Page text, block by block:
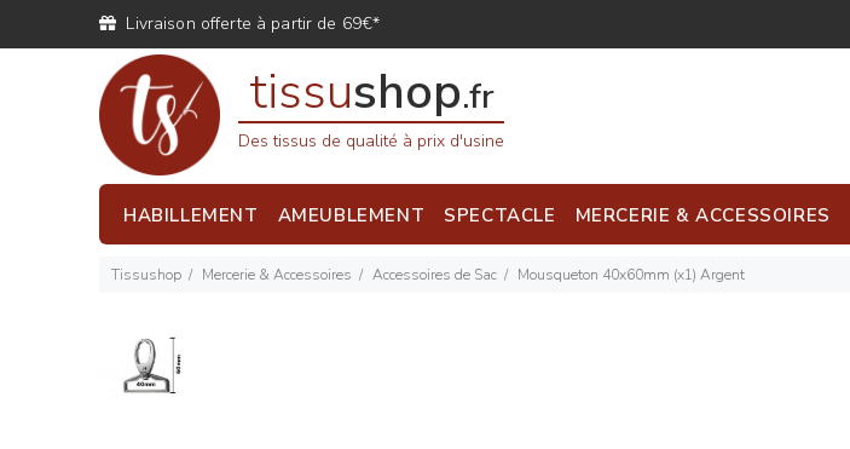
Livraison offerte à partir de 69€*
tissushop.fr
Des tissus de qualité à prix d'usine
HABILLEMENT AMEUBLEMENT SPECTACLE MERCERIE & ACCESSOIRES
Tissushop Mercerie & Accessoires Accessoires de Sac Mousqueton 40x60mm (x1) Argent